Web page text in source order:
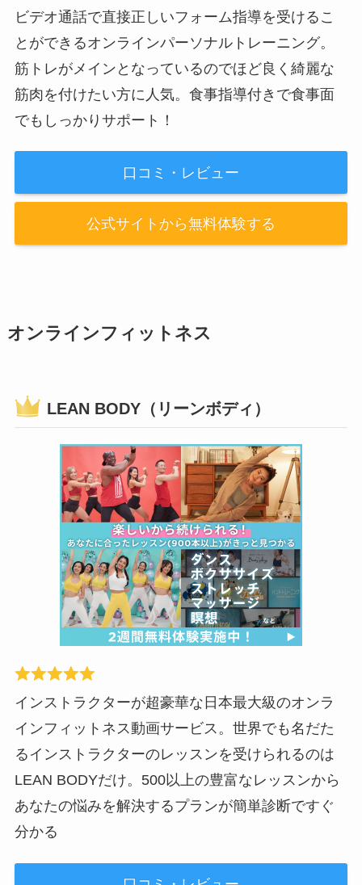
ビデオ通話で直接正しいフォーム指導を受けるこ
とができるオンラインパーソナルトレーニング。
筋トレがメインとなっているのでほど良く綺麗な
筋肉を付けたい方に人気。食事指導付きで食事面
でもしっかりサポート！
口コミ・レビュー
公式サイトから無料体験する
オンラインフィットネス
LEAN BODY（リーンボディ）
インストラクターが超豪華な日本最大級のオンラ
インフィットネス動画サービス。世界でも名だた
るインストラクターのレッスンを受けられるのは
LEAN BODYだけ。500以上の豊富なレッスンから
あなたの悩みを解決するプランが簡単診断ですぐ
分かる